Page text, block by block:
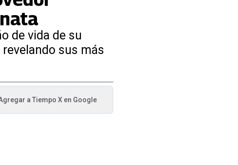
de vida de su
sus más
a Tiempo Xen Google
nueva pestaña